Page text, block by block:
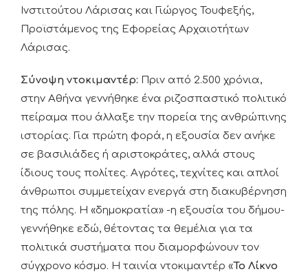
Ινστιτούτου Λάρισας και Γιώργος Τουφεξής,
Προϊστάμενος της Εφορείας Αρχαιοτήτων
Λάρισας.
Σύνοψη ντοκιμαντέρ: Πριν από 2.500 χρόνια,
στην Αθήνα γεννήθηκε ένα ριζοσπαστικό πολιτικό
πείραμα που άλλαξε την πορεία της ανθρώπινης
ιστορίας. Για πρώτη φορά, η εξουσία δεν ανήκε
σε βασιλιάδες ή αριστοκράτες, αλλά στους
ίδιους τους πολίτες. Αγρότες, τεχνίτες και απλοί
άνθρωποι συμμετείχαν ενεργά στη διακυβέρνηση
της πόλης. Η «δημοκρατία» -η εξουσία του δήμου-
γεννήθηκε εδώ, θέτοντας τα θεμέλια για τα
πολιτικά συστήματα που διαμορφώνουν τον
σύγχρονο κόσμο. Η ταινία ντοκιμαντέρ «Το Λίκνο